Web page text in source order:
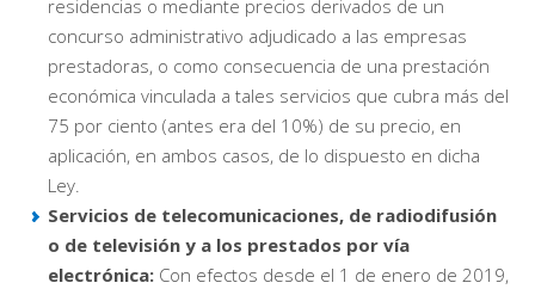
residencias o mediante precios derivados de un
concurso administrativo adjudicado a las empresas
prestadoras, o como consecuencia de una prestación
económica vinculada a tales servicios que cubra más del
75 por ciento (antes era del 10%) de su precio, en
aplicación, en ambos casos, de lo dispuesto en dicha
Ley.
Servicios de telecomunicaciones, de radiodifusión
o de televisión y a los prestados por vía
electrónica: Con efectos desde el 1 de enero de 2019,